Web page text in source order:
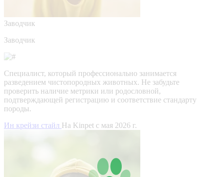
Заводчик
Заводчик
Специалист, который профессионально занимается
разведением чистопородных животных. Не забудьте
проверить наличие метрики или родословной,
подтверждающей регистрацию и соответствие стандарту
породы.
Ин крейзи стайл На Kinpet c мая 2026 г.